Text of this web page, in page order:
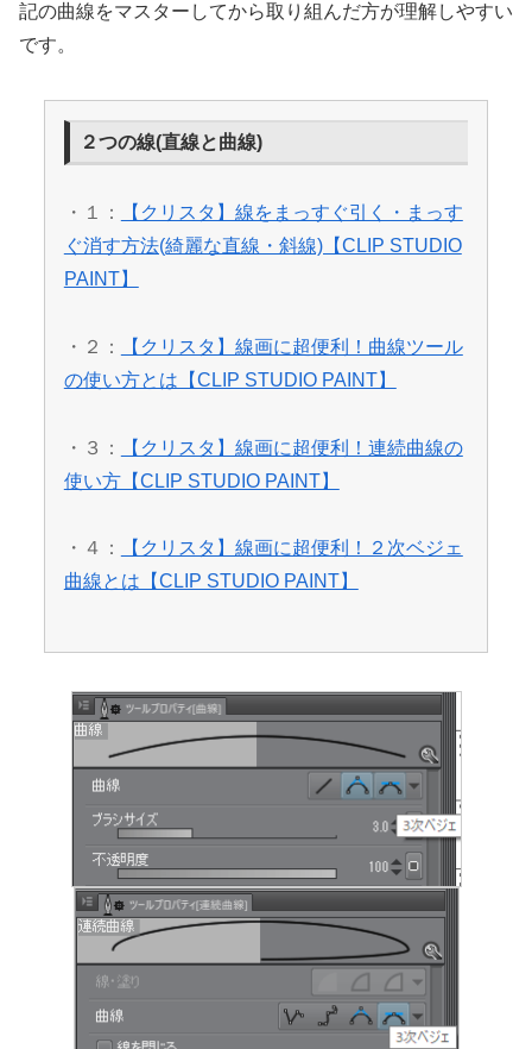
記の曲線をマスターしてから取り組んだ方が理解しやすい
です。
２つの線(直線と曲線)
・１：
【クリスタ】線をまっすぐ引く・まっす
ぐ消す方法(綺麗な直線・斜線)【CLIP STUDIO
PAINT】
・２：
【クリスタ】線画に超便利！曲線ツール
の使い方とは【CLIP STUDIO PAINT】
・３：
【クリスタ】線画に超便利！連続曲線の
使い方【CLIP STUDIO PAINT】
・４：
【クリスタ】線画に超便利！２次ベジェ
曲線とは【CLIP STUDIO PAINT】